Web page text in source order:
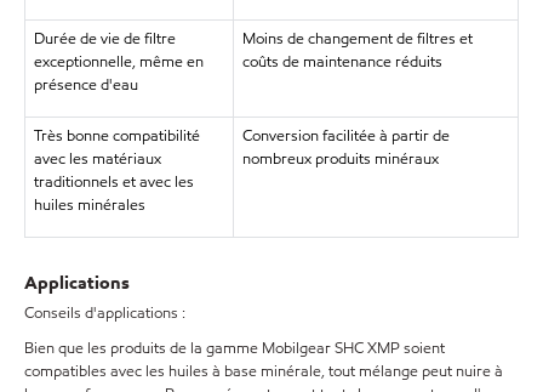
Durée de vie de filtre
exceptionnelle, même en
présence d'eau
Moins de changement de filtres et
coûts de maintenance réduits
Très bonne compatibilité
avec les matériaux
traditionnels et avec les
huiles minérales
Conversion facilitée à partir de
nombreux produits minéraux
Applications
Conseils d'applications :
Bien que les produits de la gamme Mobilgear SHC XMP soient
compatibles avec les huiles à base minérale, tout mélange peut nuire à